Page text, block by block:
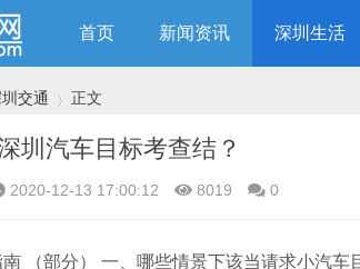
首页 新闻资讯 深圳生活
交通
›
正文
圳汽车目标考查结？
2020-12-13 17:00:12 8019 0
（部分） 一、哪些情景下该当请求小汽